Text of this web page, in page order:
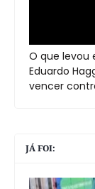
O que levou
Eduardo
vencer
JÁ FOI: